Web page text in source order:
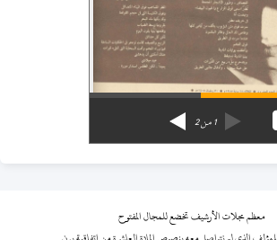
1من2
معظم مجلات الأرشيف تخضع للمجال المفتوح